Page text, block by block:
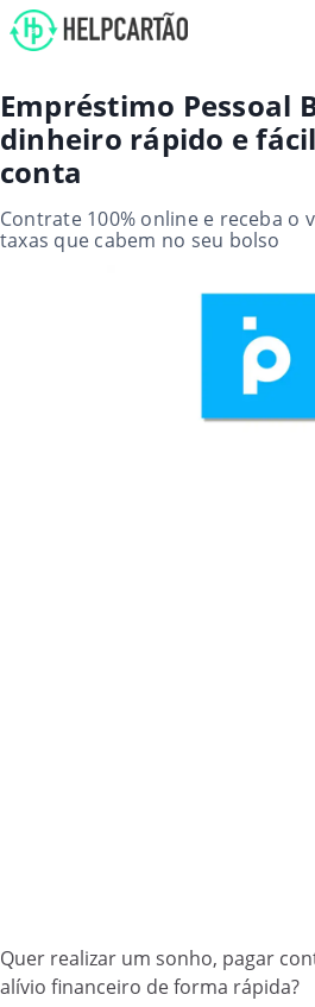
Empréstimo Pessoal
dinheiro rápido e
conta
Contrate 100% online e receba o
taxas que cabem no seu bolso
Quer realizar um sonho, pagar
alívio financeiro de forma rápida?